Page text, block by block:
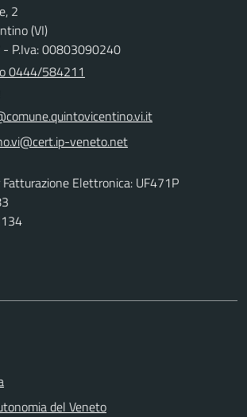
2
(VI)
P.Iva: 00803090240
0444/584211
Fatturazione Elettronica: UF471P
del Veneto